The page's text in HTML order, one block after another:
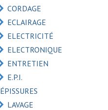
CORDAGE
ECLAIRAGE
ELECTRICITÉ
ELECTRONIQUE
ENTRETIEN
E.P.I.
ÉPISSURES
LAVAGE